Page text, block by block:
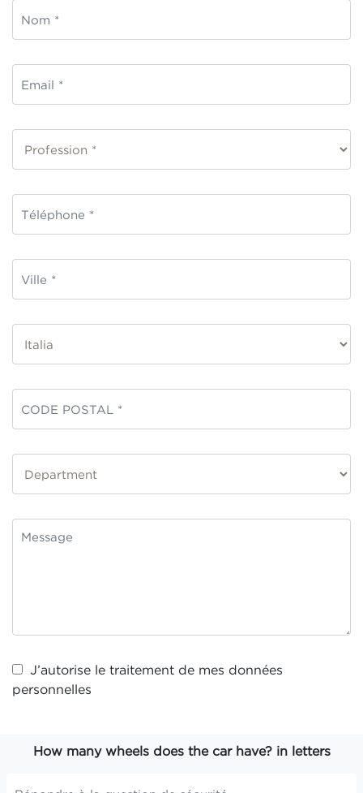
J’autorise le traitement de mes données
personnelles
How many wheels does the car have? in letters